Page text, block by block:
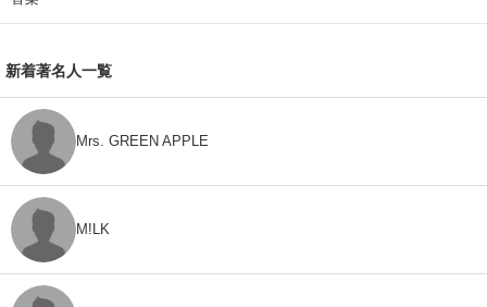
新着著名人一覧
Mrs. GREEN APPLE
M!LK